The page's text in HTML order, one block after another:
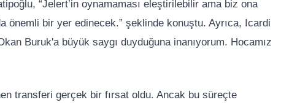
“Jelert’in oynamaması eleştirilebilir ama biz ona
önemli bir yer edinecek.” şeklinde konuştu. Ayrıca, Icardi
Buruk'a büyük saygı duyduğuna inanıyorum. Hocamız
transferi gerçek bir fırsat oldu. Ancak bu süreçte